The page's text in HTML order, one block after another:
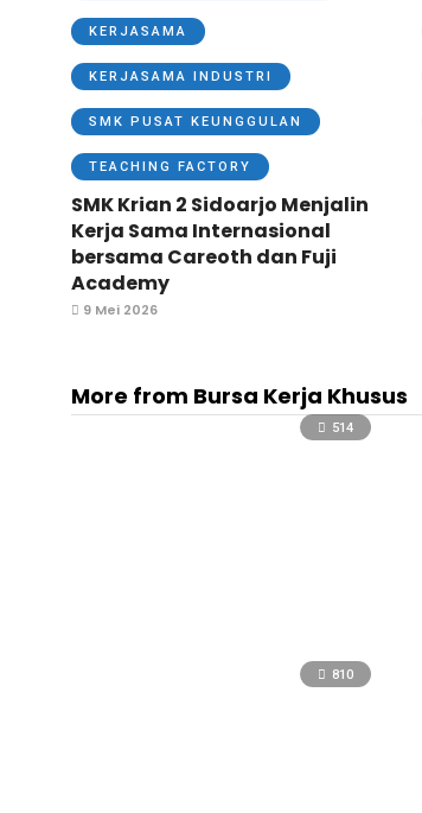
KERJASAMA
KERJASAMA INDUSTRI
SMK PUSAT KEUNGGULAN
TEACHING FACTORY
SMK Krian 2 Sidoarjo Menjalin
Kerja Sama Internasional
bersama Careoth dan Fuji
Academy
9 Mei 2026
More from Bursa Kerja Khusus
514
810